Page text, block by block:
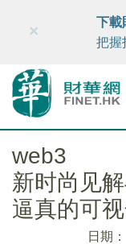
財華智庫網
×
下載
把握
web3
新时尚见
逼真的可
日期：